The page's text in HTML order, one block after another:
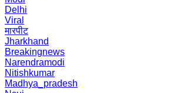
Delhi
Viral
मारपीट
Jharkhand
Breakingnews
Narendramodi
Nitishkumar
Madhya_pradesh